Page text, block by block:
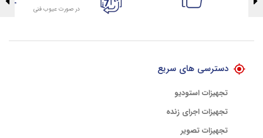
در صورت عیوب فنی
دسترسی های سریع
تجهیزات استودیو
تجهیزات اجرای زنده
تجهیزات تصویر